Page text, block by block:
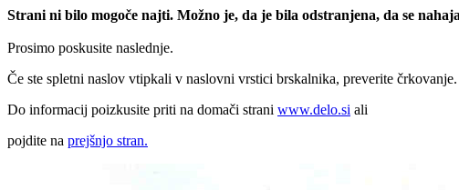
Strani ni bilo mogoče najti. Možno je, da je bila odstranjena, da se
Prosimo poskusite naslednje.
Če ste spletni naslov vtipkali v naslovni vrstici brskalnika, preverite črkovanje.
Do informacij poizkusite priti na domači strani www.delo.si ali
pojdite na prejšnjo stran.